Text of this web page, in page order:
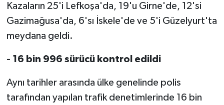
Kazaların 25'i Lefkoşa'da, 19'u Girne'de, 12'si
Gazimağusa'da, 6'sı İskele'de ve 5'i Güzelyurt'ta
meydana geldi.
- 16 bin 996 sürücü kontrol edildi
Aynı tarihler arasında ülke genelinde polis
tarafından yapılan trafik denetimlerinde 16 bin
TİCARET
YAŞAM